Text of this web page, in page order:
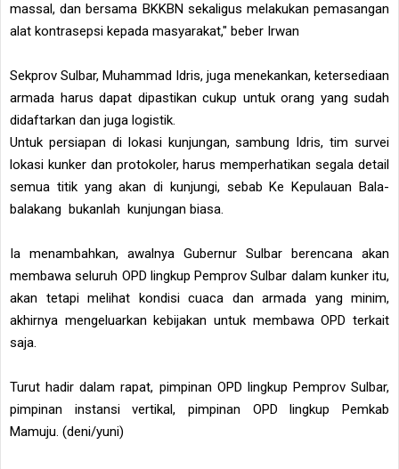
massal, dan bersama BKKBN sekaligus melakukan pemasangan
alat kontrasepsi kepada masyarakat," beber Irwan
Sekprov Sulbar, Muhammad Idris, juga menekankan, ketersediaan
armada harus dapat dipastikan cukup untuk orang yang sudah
didaftarkan dan juga logistik.
Untuk persiapan di lokasi kunjungan, sambung Idris, tim survei
lokasi kunker dan protokoler, harus memperhatikan segala detail
semua titik yang akan di kunjungi, sebab Ke Kepulauan Bala-
balakang bukanlah kunjungan biasa.
Ia menambahkan, awalnya Gubernur Sulbar berencana akan
membawa seluruh OPD lingkup Pemprov Sulbar dalam kunker itu,
akan tetapi melihat kondisi cuaca dan armada yang minim,
akhirnya mengeluarkan kebijakan untuk membawa OPD terkait
saja.
Turut hadir dalam rapat, pimpinan OPD lingkup Pemprov Sulbar,
pimpinan instansi vertikal, pimpinan OPD lingkup Pemkab
Mamuju. (deni/yuni)